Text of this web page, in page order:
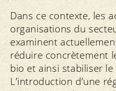
Dans ce contexte, les
organisations du
examinent
réduire concrètement
bio et ainsi stabiliser le
L’introduction d’une